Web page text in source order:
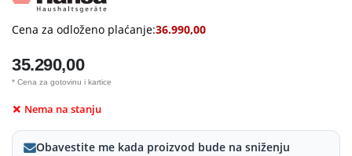
Cena za odloženo plaćanje:36.990,00
35.290,00
* Cena za gotovinu i kartice
Nema na stanju
Obavestite me kada proizvod bude na sniženju